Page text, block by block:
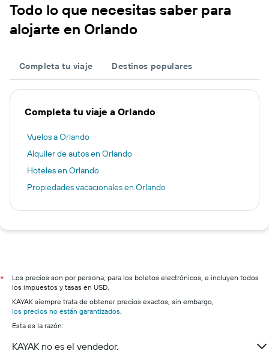
Todo lo que necesitas saber para
alojarte en Orlando
Completa tu viaje Destinos populares
Completa tu viaje a Orlando
Vuelos a Orlando
Alquiler de autos en Orlando
Hoteles en Orlando
Propiedades vacacionales en Orlando
*
Los precios son por persona, para los boletos electrónicos, e incluyen todos
los impuestos y tasas en USD.
KAYAK siempre trata de obtener precios exactos, sin embargo,
los precios no están garantizados.
Esta es la razón:
KAYAK no es el vendedor.